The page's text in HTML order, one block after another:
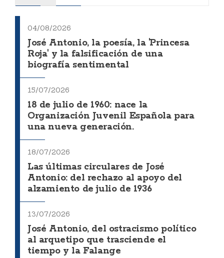
04/08/2026
José Antonio, la poesía, la 'Princesa
Roja' y la falsificación de una
biografía sentimental
15/07/2026
18 de julio de 1960: nace la
Organización Juvenil Española para
una nueva generación.
18/07/2026
Las últimas circulares de José
Antonio: del rechazo al apoyo del
alzamiento de julio de 1936
13/07/2026
José Antonio, del ostracismo político
al arquetipo que trasciende el
tiempo y la Falange